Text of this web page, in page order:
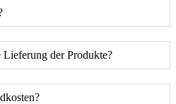
Lieferung der Produkte?